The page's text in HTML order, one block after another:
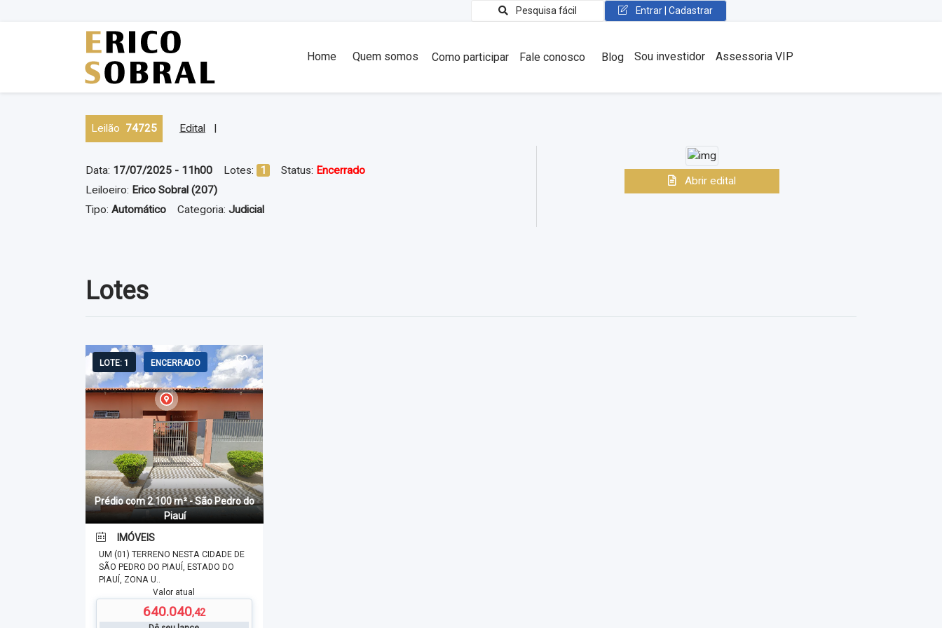
Pesquisa fácil Entrar | Cadastrar
Home Quem somos Como participar Fale conosco Blog Sou investidor Assessoria VIP
Leilão 74725 Edital |
Data: 17/07/2025 - 11h00 Lotes: 1 Status: Encerrado
Leiloeiro: Erico Sobral (207)
Tipo: Automático Categoria: Judicial
Abrir edital
Lotes
LOTE: 1 ENCERRADO
Prédio com 2.100 m² - São Pedro do
Piauí
IMÓVEIS
UM (01) TERRENO NESTA CIDADE DE
SÃO PEDRO DO PIAUÍ, ESTADO DO
PIAUÍ, ZONA U..
Valor atual
640.040,42